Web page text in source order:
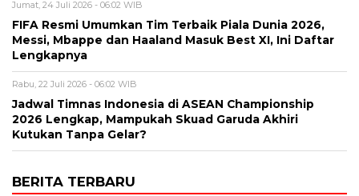
Jumat, 24 Juli 2026 - 06:02 WIB
FIFA Resmi Umumkan Tim Terbaik Piala Dunia 2026,
Messi, Mbappe dan Haaland Masuk Best XI, Ini Daftar
Lengkapnya
Rabu, 22 Juli 2026 - 06:02 WIB
Jadwal Timnas Indonesia di ASEAN Championship
2026 Lengkap, Mampukah Skuad Garuda Akhiri
Kutukan Tanpa Gelar?
BERITA TERBARU